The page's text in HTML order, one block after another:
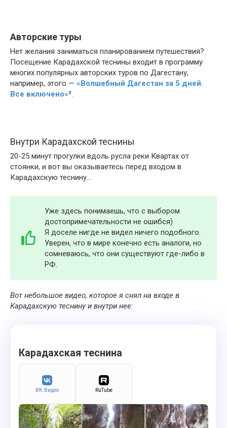
Авторские туры
Нет желания заниматься планированием путешествия?
Посещение Карадахской теснины входит в программу
многих популярных авторских туров по Дагестану,
например, этого — «Волшебный Дагестан за 5 дней.
Все включено»³.
Внутри Карадахской теснины
20-25 минут прогулки вдоль русла реки Квартах от
стоянки, и вот вы оказываетесь перед входом в
Карадахскую теснину…
Уже здесь понимаешь, что с выбором
достопримечательности не ошибся)
Я доселе нигде не видел ничего подобного.
Уверен, что в мире конечно есть аналоги, но
сомневаюсь, что они существуют где-либо в
РФ.
Вот небольшое видео, которое я снял на входе в
Карадахскую теснину и внутри нее:
Карадахская теснина
ВК.Видео RuTube